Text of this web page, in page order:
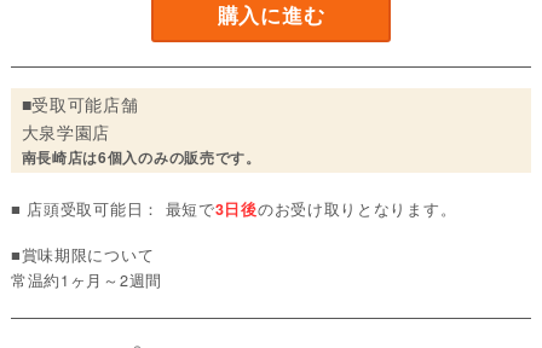
購入に進む
■受取可能店舗
大泉学園店
南長崎店は6個入のみの販売です。
■ 店頭受取可能日： 最短で3日後のお受け取りとなります。
■賞味期限について
常温約1ヶ月～2週間